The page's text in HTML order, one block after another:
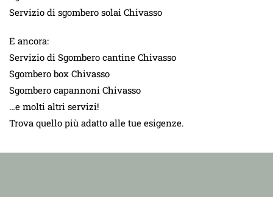
Servizio di sgombero solai Chivasso
E ancora:
Servizio di Sgombero cantine Chivasso
Sgombero box Chivasso
Sgombero capannoni Chivasso
…e molti altri servizi!
Trova quello più adatto alle tue esigenze.